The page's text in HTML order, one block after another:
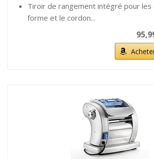
Tiroir de rangement intégré pour les
forme et le cordon...